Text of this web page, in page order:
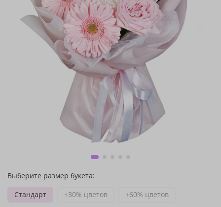
Выберите размер букета:
Стандарт
+30% цветов +60% цветов